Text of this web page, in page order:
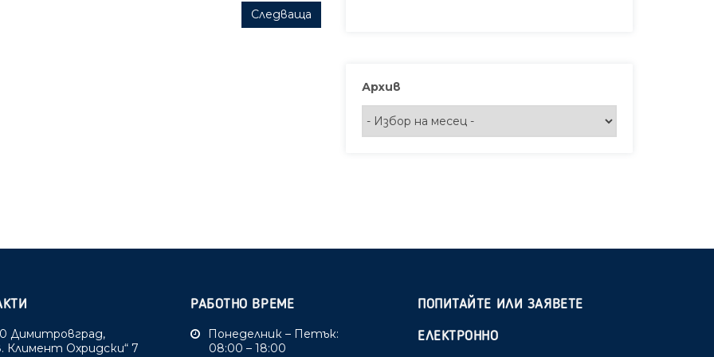
Следваща
Архив
Димитровград,
Климент Охридски“ 7
РАБОТНО ВРЕМЕ
Понеделник – Петък:
08:00 – 18:00
ПОПИТАЙТЕ ИЛИ ЗАЯВЕТЕ
ЕЛЕКТРОННО